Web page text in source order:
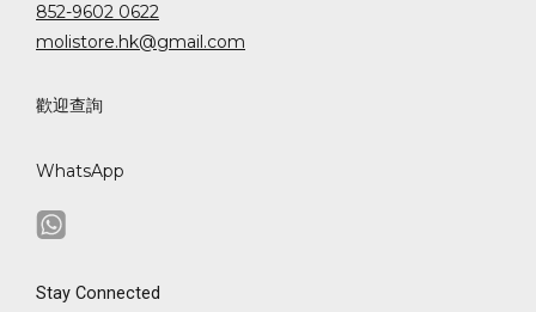
852-9602 0622
molistore.hk@gmail.com
歡迎查詢
WhatsApp
Stay Connected